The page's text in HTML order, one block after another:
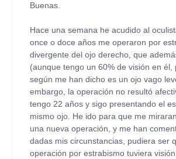
Buenas.
Hace una semana he acudido al
once o doce años me operaron por
divergente del ojo derecho, que
(aunque tengo un 60% de visión en él,
según me han dicho es un ojo vago
embargo, la operación no resultó
tengo 22 años y sigo presentando el
mismo ojo. He ido para que me
una nueva operación, y me han
dadas mis circunstancias, pudiera ser
operación por estrabismo tuviera